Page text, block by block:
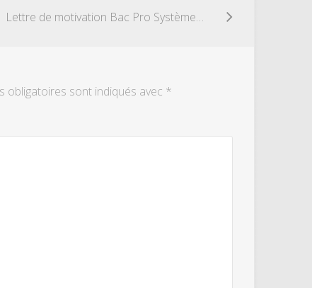
Lettre de motivation Bac Pro Systèmes Electroniques Numériques, option électrodomestique
obligatoires sont indiqués avec *